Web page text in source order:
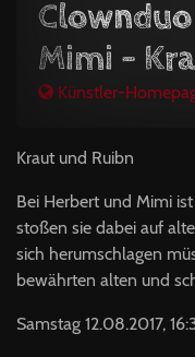
Mimi -
Künstler-
Kraut und Ruibn
Bei Herbert und Mimi
stoßen sie dabei auf
sich herumschlagen
bewährten alten und
Samstag 12.08.2017,